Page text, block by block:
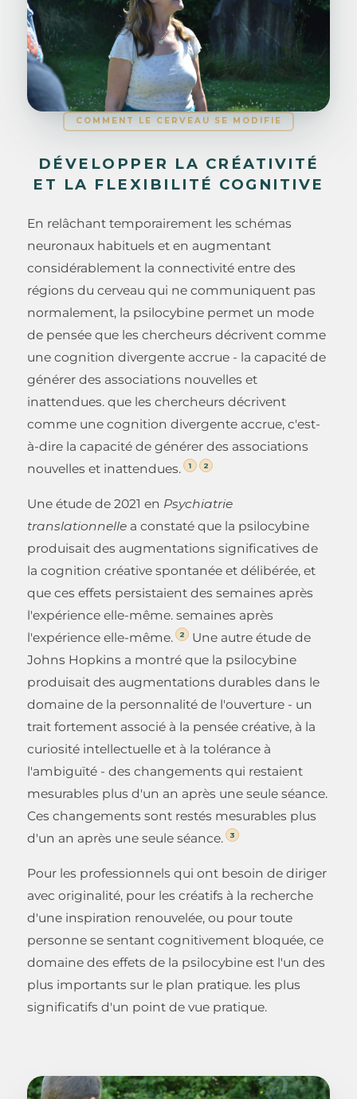
COMMENT LE CERVEAU SE MODIFIE
DÉVELOPPER LA CRÉATIVITÉ
ET LA FLEXIBILITÉ COGNITIVE
En relâchant temporairement les schémas
neuronaux habituels et en augmentant
considérablement la connectivité entre des
régions du cerveau qui ne communiquent pas
normalement, la psilocybine permet un mode
de pensée que les chercheurs décrivent comme
une cognition divergente accrue - la capacité de
générer des associations nouvelles et
inattendues. que les chercheurs décrivent
comme une cognition divergente accrue, c'est-
à-dire la capacité de générer des associations
nouvelles et inattendues.
1 2
Une étude de 2021 en Psychiatrie
translationnelle a constaté que la psilocybine
produisait des augmentations significatives de
la cognition créative spontanée et délibérée, et
que ces effets persistaient des semaines après
l'expérience elle-même. semaines après
l'expérience elle-même.
2
Une autre étude de
Johns Hopkins a montré que la psilocybine
produisait des augmentations durables dans le
domaine de la personnalité de l'ouverture - un
trait fortement associé à la pensée créative, à la
curiosité intellectuelle et à la tolérance à
l'ambiguïté - des changements qui restaient
mesurables plus d'un an après une seule séance.
Ces changements sont restés mesurables plus
d'un an après une seule séance.
3
Pour les professionnels qui ont besoin de diriger
avec originalité, pour les créatifs à la recherche
d'une inspiration renouvelée, ou pour toute
personne se sentant cognitivement bloquée, ce
domaine des effets de la psilocybine est l'un des
plus importants sur le plan pratique. les plus
significatifs d'un point de vue pratique.